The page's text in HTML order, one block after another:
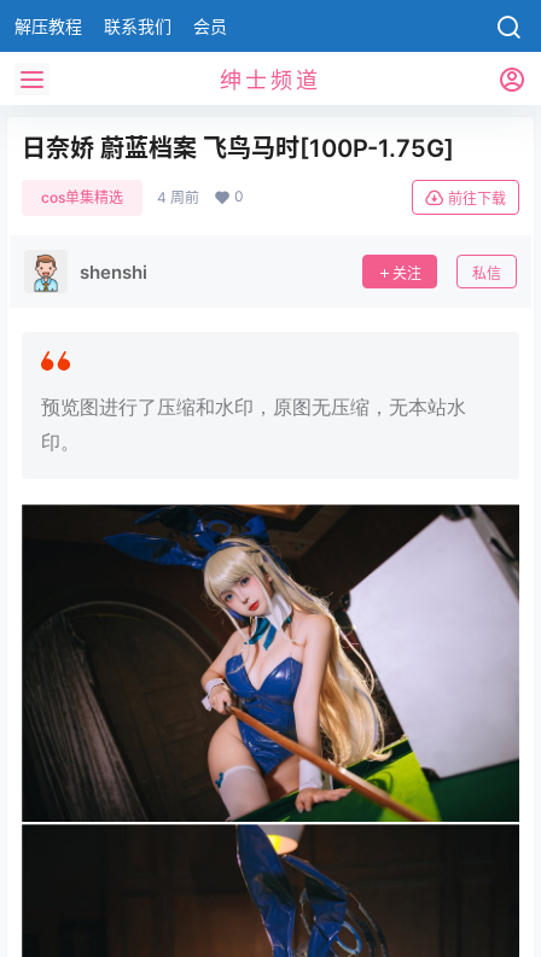
解压教程 联系我们 会员
绅士频道
日奈娇 蔚蓝档案 飞鸟马时[100P-1.75G]
cos单集精选 4 周前 0 前往下载
shenshi 关注 私信
预览图进行了压缩和水印，原图无压缩，无本站水
印。